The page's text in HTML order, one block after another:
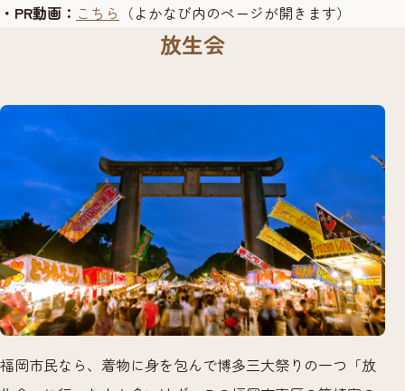
・PR動画： こちら （よかなび内のページが開きます）
放生会
福岡市民なら、着物に身を包んで博多三大祭りの一つ「放